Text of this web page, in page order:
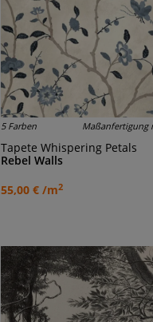
5 Farben Maßanfertigung
Tapete Whispering Petals
Rebel Walls
55,00 € /m2